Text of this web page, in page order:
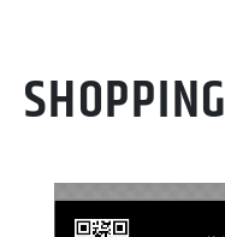
SHOPPING